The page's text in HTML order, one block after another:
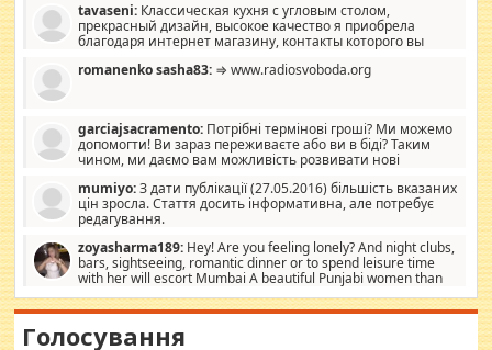
стандартные формы, в MebelOk, креативненько и что главное -
со вкусом все в порядке, без ненужных наворотов удорожающих
мебель, а это не последний фактор.
tavaseni: Классическая кухня с угловым столом,
прекрасный дизайн, высокое качество я приобрела
благодаря интернет магазину, контакты которого вы
romanenko sasha83: ⇒ www.radiosvoboda.org
garciajsacramento: Потрібні термінові гроші? Ми можемо
допомогти! Ви зараз переживаєте або ви в біді? Таким
чином, ми даємо вам можливість розвивати нові
допомагати людям, які намагаються дати їм шанс. Кожен
заслуговує на другий шанс, і, оскільки влада не зможе, вони
повинні приймати від інших. Для нас нема багато суми, і зрілість
витрат, а тільки узгоджених сум і нічого іншого. Не чекайте і не
коментуйте цей пост. Введіть суму, яку ви хочете подати, і ми
зв'яжемося з вами з усіма варіантами. зв'яжіться з нами
сьогодні на garciajsacramento@gmail.com Вам потрібні термінові
гроші? Ми можемо допомогти!
mumiyo:З дати публікації (27.05.2016) більшість вказаних
цін зросла. Стаття досить інформативна, але потребує
редагування.
zoyasharma189: Hey! Are you feeling lonely? And night clubs,
bars, sightseeing, romantic dinner or to spend leisure time
with her will escort Mumbai A beautiful Punjabi women than
sexy escort companion in arms that you guys feel like 5 star luxury
hotel had to spend the night in their search for loved solitaire free
woman "Love Solitaire" beautiful figure and shapely body shapes.
Голосування